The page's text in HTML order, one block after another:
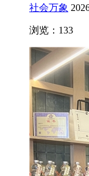
社会万象
浏览：133